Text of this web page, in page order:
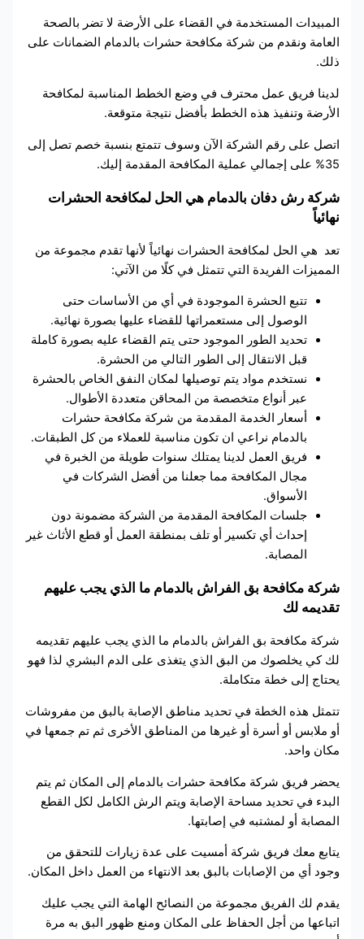
المبيدات المستخدمة في القضاء على الأرضة لا تضر بالصحة
العامة ونقدم من شركة مكافحة حشرات بالدمام الضمانات على
ذلك.
لدينا فريق عمل محترف في وضع الخطط المناسبة لمكافحة
الأرضة وتنفيذ هذه الخطط بأفضل نتيجة متوقعة.
اتصل على رقم الشركة الآن وسوف تتمتع بنسبة خصم تصل إلى
35% على إجمالي عملية المكافحة المقدمة إليك.
شركة رش دفان بالدمام هي الحل لمكافحة الحشرات
نهائياً
تعد هي الحل لمكافحة الحشرات نهائياً لأنها تقدم مجموعة من
المميزات الفريدة التي تتمثل في كلًا من الآتي:
تتبع الحشرة الموجودة في أي من الأساسات حتى
الوصول إلى مستعمراتها للقضاء عليها بصورة نهائية.
تحديد الطور الموجود حتى يتم القضاء عليه بصورة كاملة
قبل الانتقال إلى الطور التالي من الحشرة.
نستخدم مواد يتم توصيلها لمكان النفق الخاص بالحشرة
عبر أنواع متخصصة من المحاقن متعددة الأطوال.
أسعار الخدمة المقدمة من شركة مكافحة حشرات
بالدمام نراعي ان تكون مناسبة للعملاء من كل الطبقات.
فريق العمل لدينا يمتلك سنوات طويلة من الخبرة في
مجال المكافحة مما جعلنا من أفضل الشركات في
الأسواق.
جلسات المكافحة المقدمة من الشركة مضمونة دون
إحداث أي تكسير أو تلف بمنطقة العمل أو قطع الأثاث غير
المصابة.
شركة مكافحة بق الفراش بالدمام ما الذي يجب عليهم
تقديمه لك
شركة مكافحة بق الفراش بالدمام ما الذي يجب عليهم تقديمه
لك كي يخلصوك من البق الذي يتغذى على الدم البشري لذا فهو
يحتاج إلى خطة متكاملة.
تتمثل هذه الخطة في تحديد مناطق الإصابة بالبق من مفروشات
أو ملابس أو أسرة أو غيرها من المناطق الأخرى ثم تم جمعها في
مكان واحد.
يحضر فريق شركة مكافحة حشرات بالدمام إلى المكان ثم يتم
البدء في تحديد مساحة الإصابة ويتم الرش الكامل لكل القطع
المصابة أو لمشتبه في إصابتها.
يتابع معك فريق شركة أمسيت على عدة زيارات للتحقق من
وجود أي من الإصابات بالبق بعد الانتهاء من العمل داخل المكان.
يقدم لك الفريق مجموعة من النصائح الهامة التي يجب عليك
اتباعها من أجل الحفاظ على المكان ومنع ظهور البق به مرة